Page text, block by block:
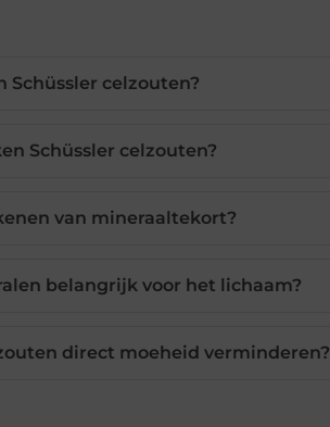
Schüssler celzouten?
Schüssler celzouten?
van mineraaltekort?
belangrijk voor het lichaam?
direct moeheid verminderen?